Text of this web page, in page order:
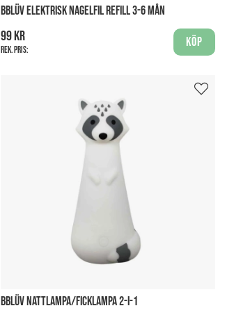
BBLÜV ELEKTRISK NAGELFIL REFILL 3-6 MÅN
99 kr
Rek. pris:
Köp
BBLÜV NATTLAMPA/FICKLAMPA 2-I-1